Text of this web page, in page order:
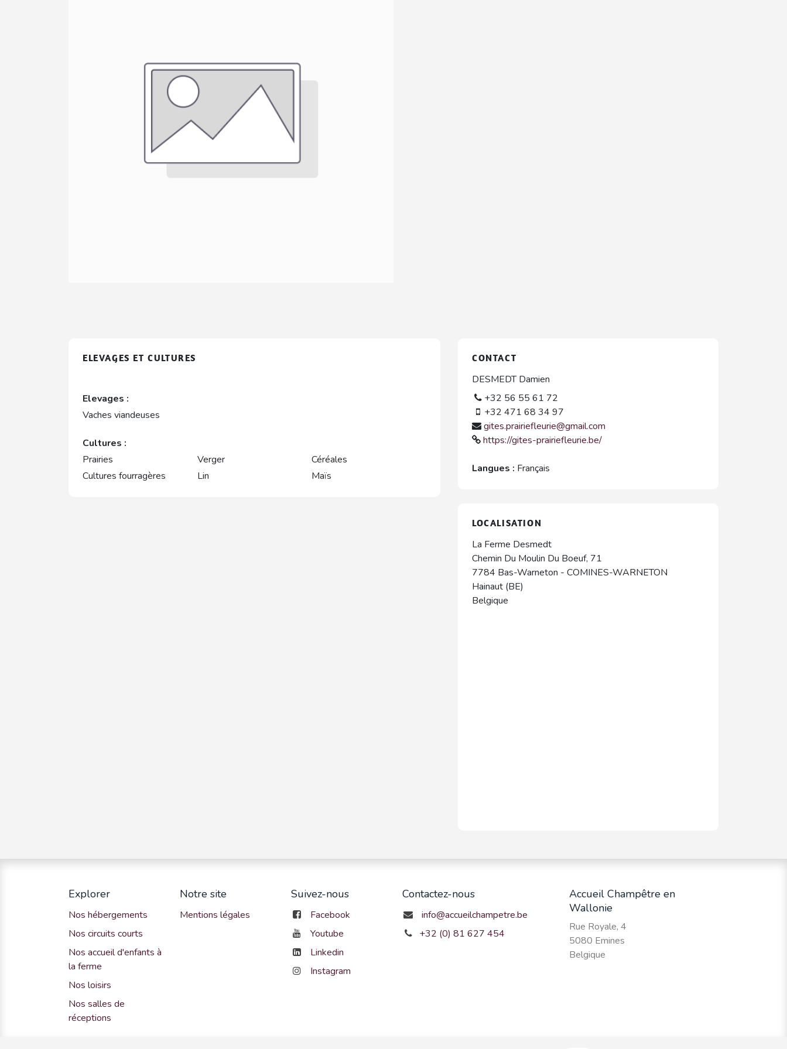
ELEVAGES ET CULTURES
Elevages :
Vaches viandeuses
Cultures :
Prairies
Verger
Céréales
Cultures fourragères
Lin Maïs
CONTACT
DESMEDT Damien
+32 56 55 61 72
+32 471 68 34 97
gites.prairiefleurie@gmail.com
https://gites-prairiefleurie.be/
Langues : Français
LOCALISATION
La Ferme Desmedt
Chemin Du Moulin Du Boeuf, 71
7784 Bas-Warneton - COMINES-WARNETON
Hainaut (BE)
Belgique
Explorer
Nos hébergements
Nos circuits courts
Nos accueil d'enfants à
la ferme
Nos loisirs
Nos salles de
réceptions
Notre site
Mentions légales
Suivez-nous
Facebook
Youtube
Linkedin
Instagram
Contactez-nous
info@accueilchampetre.be
+32 (0) 81 627 454
Accueil Champêtre en
Wallonie
Rue Royale, 4
5080 Emines
Belgique